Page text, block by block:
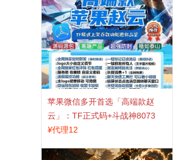
苹果微信多开首选「高端款赵
云」：TF正式码+斗战神8073
包，7天退换认准拍拍卡激活码
¥代理12